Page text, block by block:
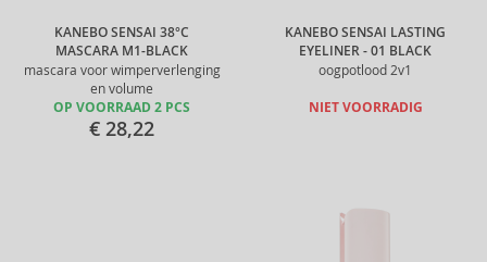
KANEBO SENSAI 38°C
MASCARA M1-BLACK
mascara voor wimperverlenging
en volume
OP VOORRAAD 2 PCS
€ 28,22
KANEBO SENSAI LASTING
EYELINER - 01 BLACK
oogpotlood 2v1
NIET VOORRADIG